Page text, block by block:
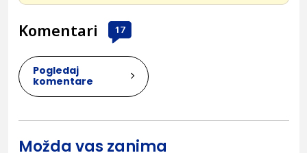
Komentari 17
Pogledaj
komentare
Možda vas zanima